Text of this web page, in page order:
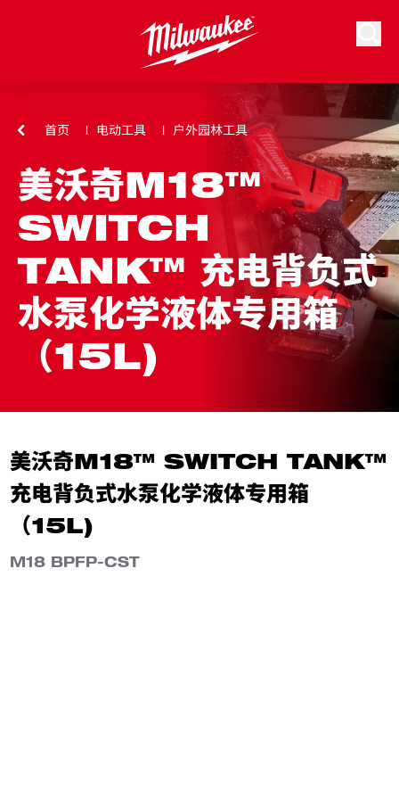
首页 电动工具 户外园林工具
美沃奇M18™
SWITCH
TANK™ 充电背负式
水泵化学液体专用箱
（15L)
美沃奇M18™ SWITCH TANK™
充电背负式水泵化学液体专用箱
（15L)
M18 BPFP-CST